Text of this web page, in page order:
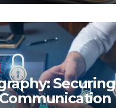
Securing